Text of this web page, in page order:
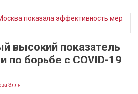
высокий показатель
по борьбе с COVID-19
Элля